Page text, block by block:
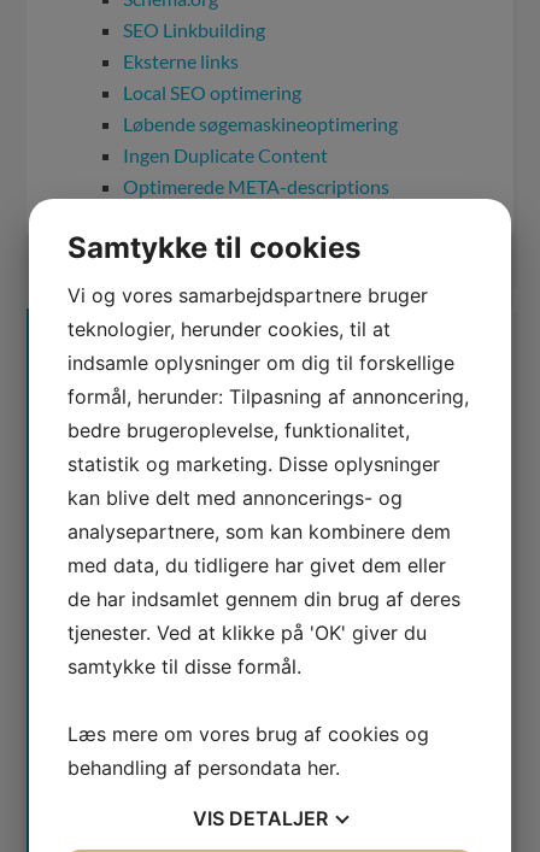
SEO Linkbuilding
Eksterne links
Local SEO optimering
Løbende søgemaskineoptimering
Ingen Duplicate Content
Optimerede META-descriptions
FÅ ET GODT TILBUD
Ring og få en snak på 71995859eller brug
kontaktformularen
du sender. Se voresprivatlivspolitik her.
Samtykke til cookies
Vi og vores samarbejdspartnere bruger
teknologier, herunder cookies, til at
indsamle oplysninger om dig til forskellige
formål, herunder: Tilpasning af annoncering,
bedre brugeroplevelse, funktionalitet,
statistik og marketing. Disse oplysninger
kan blive delt med annoncerings- og
analysepartnere, som kan kombinere dem
med data, du tidligere har givet dem eller
de har indsamlet gennem din brug af deres
tjenester. Ved at klikke på 'OK' giver du
samtykke til disse formål.
Læs mere om vores brug af cookies og
behandling af persondata her.
VIS DETALJER